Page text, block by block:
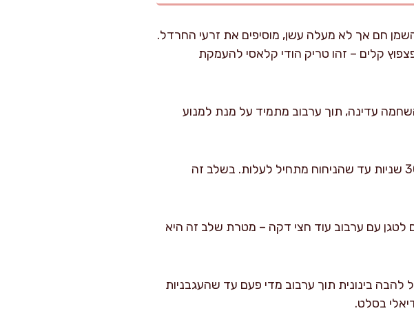
חם אך לא מעלה עשן, מוסיפים את זרעי החרדל.
עד שנשמעים קולות פצפוץ קלים – זהו טריק הודי קלאסי להעמקת
כ-2 דקות עד לריכוך קל והשחמה עדינה, תוך ערבוב מתמיד על מנת למנוע
מוסיפים ג'ינג'ר מגורד, שום כתוש ואת הצ'ילי הקצוץ. מקפיצים יחד כ-30 שניות עד שהניחוח מתחיל לעלות. בשלב זה
לטגן עם ערבוב עוד חצי דקה – מטרת שלב זה היא
העגבנייה ומערבבים היטב. מבשלים כ-5-6 דקות על להבה בינונית תוך ערבוב מדי פעם עד שהעגבניות
בסלט.